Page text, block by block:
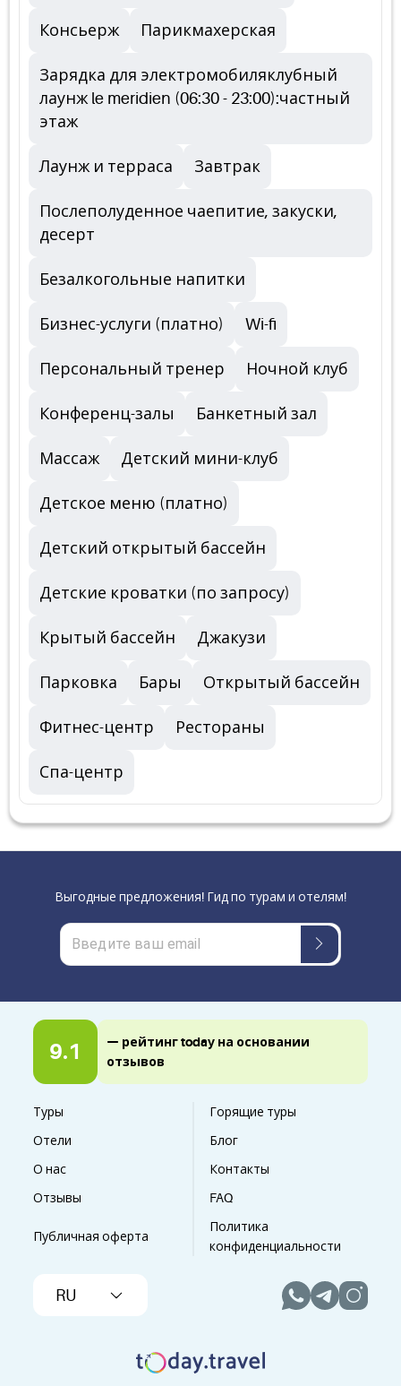
Консьерж Парикмахерская
Зарядка для электромобиляклубный
лаунж le meridien (06:30 - 23:00):частный
этаж
Лаунж и терраса Завтрак
Послеполуденное чаепитие, закуски,
десерт
Безалкогольные напитки
Бизнес-услуги (платно) Wi-fi
Персональный тренер Ночной клуб
Конференц-залы Банкетный зал
Массаж Детский мини-клуб
Детское меню (платно)
Детский открытый бассейн
Детские кроватки (по запросу)
Крытый бассейн Джакузи
Парковка Бары Открытый бассейн
Фитнес-центр Рестораны
Спа-центр
9.1
— рейтинг today на основании
отзывов
Туры
Горящие туры
Отели
Блог
О нас
Контакты
Отзывы
FAQ
Публичная оферта
Политика
конфиденциальности
RU
Выгодные предложения! Гид по турам и отелям!